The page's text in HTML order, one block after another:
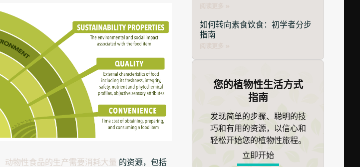
动物性食品的生产需要消耗大量 的资源，包括
如何转向素食饮食：初学者分步
指南
您的植物性生活方式
指南
发现简单的步骤、聪明的技
巧和有用的资源，以信心和
轻松开始您的植物性旅程。
立即开始